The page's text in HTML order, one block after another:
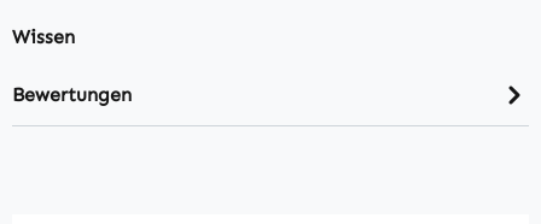
Wissen
Bewertungen